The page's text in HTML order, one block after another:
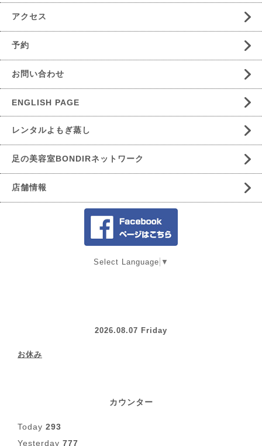
アクセス
予約
お問い合わせ
ENGLISH PAGE
レンタルよもぎ蒸し
足の美容室BONDIRネットワーク
店舗情報
Select Language ▼
2026.08.07 Friday
お休み
カウンター
Today 293
Yesterday 777